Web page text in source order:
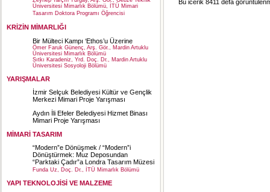
Üniversitesi Mimarlık Bölümü, İTÜ Mimari
Tasarım Doktora Programı Öğrencisi
KRİZİN MİMARLIĞI
Bir Mülteci Kampı ‘Ethos’u Üzerine
Ömer Faruk Günenç, Arş. Gör., Mardin Artuklu
Üniversitesi Mimarlık Bölümü
Sıtkı Karadeniz, Yrd. Doç. Dr., Mardin Artuklu
Üniversitesi Sosyoloji Bölümü
YARIŞMALAR
İzmir Selçuk Belediyesi Kültür ve Gençlik
Merkezi Mimari Proje Yarışması
Aydın İli Efeler Belediyesi Hizmet Binası
Mimari Proje Yarışması
MİMARİ TASARIM
“Modern”e Dönüşmek / “Modern”i
Dönüştürmek: Muz Deposundan
“Parktaki Çadır”a Londra Tasarım Müzesi
Funda Uz, Doç. Dr., İTÜ Mimarlık Bölümü
YAPI TEKNOLOJİSİ VE MALZEME
Bu icerik 8411 defa